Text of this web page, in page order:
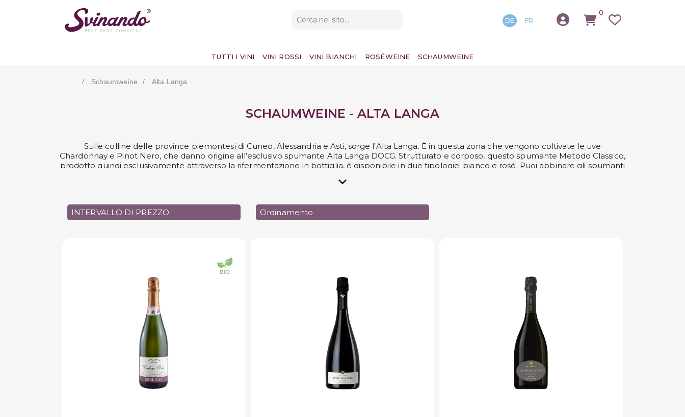
DE FR
0
TUTTI I VINI VINI ROSSI VINI BIANCHI ROSÉWEINE SCHAUMWEINE
Schaumweine Alta Langa
SCHAUMWEINE - ALTA LANGA
Sulle colline delle province piemontesi di Cuneo, Alessandria e Asti, sorge l’Alta Langa. È in questa zona che vengono coltivate le uve
Chardonnay e Pinot Nero, che danno origine all’esclusivo spumante Alta Langa DOCG. Strutturato e corposo, questo spumante Metodo Classico,
prodotto quindi esclusivamente attraverso la rifermentazione in bottiglia, è disponibile in due tipologie: bianco e rosé. Puoi abbinare gli spumanti
Alta Langa di Fontanafredda, di Roccasanta e degli altri produttori scelti per te da Svinando!
INTERVALLO DI PREZZO Ordinamento